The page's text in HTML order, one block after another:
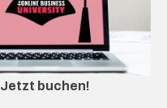
Jetzt buchen!